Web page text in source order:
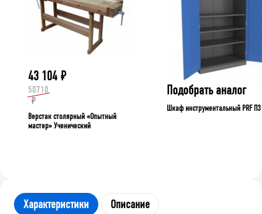
43 104 ₽
50710
₽
Верстак столярный «Опытный
мастер» Ученический
Подобрать аналог
Шкаф инструментальный PRF П3
Характеристики Описание